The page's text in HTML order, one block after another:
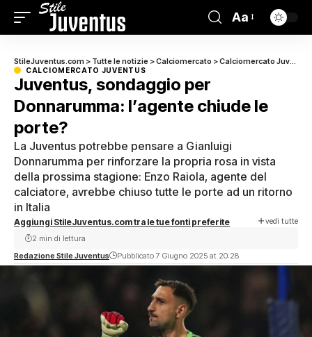
Aa
StileJuventus.com > Tutte le notizie >Calciomercato >Calciomercato Juventus
CALCIOMERCATO JUVENTUS
Juventus, sondaggio per
Donnarumma: l’agente chiude le
porte?
La Juventus potrebbe pensare a Gianluigi
Donnarumma per rinforzare la propria rosa in vista
della prossima stagione: Enzo Raiola, agente del
calciatore, avrebbe chiuso tutte le porte ad un ritorno
in Italia
Aggiungi StileJuventus.com tra le tue fonti preferite vedi tutte
Redazione Stile Juventus Pubblicato 7 Giugno 2025 at 20:28
2 min di lettura